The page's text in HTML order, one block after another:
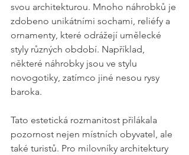
svou architekturou. Mnoho náhrobků je
zdobeno unikátními sochami, reliéfy a
ornamenty, které odrážejí umělecké
styly různých období. Například,
některé náhrobky jsou ve stylu
novogotiky, zatímco jiné nesou rysy
baroka.
Tato estetická rozmanitost přilákala
pozornost nejen místních obyvatel, ale
také turistů. Pro milovníky architektury